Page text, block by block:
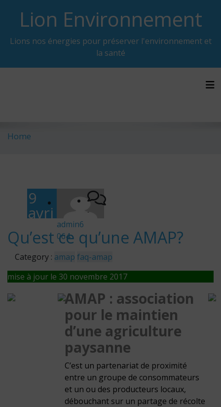
contentLion Environnement
Lions nos énergies pour préserver l'environnement et
la santé
Home
9
avri
l
201
6
admin6
064
-
Qu’est ce qu’une AMAP?
Category : amap faq-amap
mise à jour le 30 novembre 2017
AMAP : association
pour le maintien
d’une agriculture
paysanne
C’est un partenariat de proximité
entre un groupe de consommateurs
et un ou des producteurs locaux,
débouchant sur un partage de récolte